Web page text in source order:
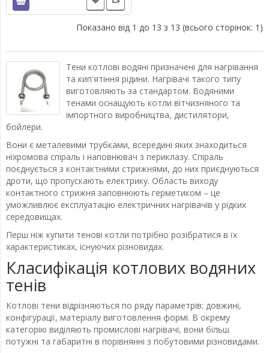
Показано від 1 до 13 з 13 (всього сторінок: 1)
Тени котлові водяні призначені для нагрівання
та кип'ятіння рідини. Нагрівачі такого типу
виготовляють за стандартом. Водяними
тенами оснащують котли вітчизняного та
імпортного виробництва, дистилятори,
бойлери.
Вони є металевими трубками, всередині яких знаходиться
ніхромова спіраль і наповнювач з периклазу. Спіраль
поєднується з контактними стрижнями, до них приєднуються
дроти, що пропускають електрику. Область виходу
контактного стрижня заповнюють герметиком – це
уможливлює експлуатацію електричних нагрівачів у рідких
середовищах.
Перш ніж купити тенові котли потрібно розібратися в їх
характеристиках, існуючих різновидах.
Класифікація котлових водяних
тенів
Котлові тени відрізняються по ряду параметрів: довжині,
конфігурації, матеріалу виготовлення формі. В окрему
категорію виділяють промислові нагрівачі, вони більш
потужні та габаритні в порівнянні з побутовими різновидами.